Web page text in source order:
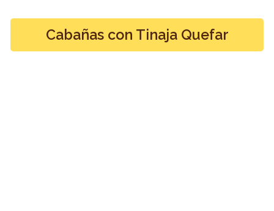
Cabañas con Tinaja Quefar